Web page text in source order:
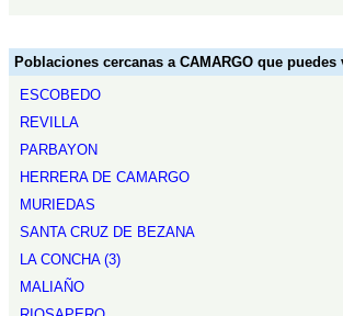
Poblaciones cercanas a CAMARGO que puedes
ESCOBEDO
REVILLA
PARBAYON
HERRERA DE CAMARGO
MURIEDAS
SANTA CRUZ DE BEZANA
LA CONCHA (3)
MALIAÑO